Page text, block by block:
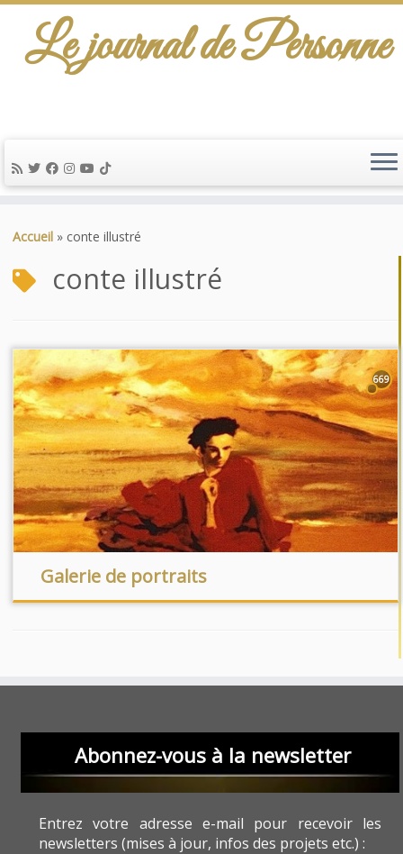
au
Le journal de Personne
Accueil » conte illustré
conte illustré
669
Galerie de portraits
Abonnez-vous à la newsletter
Entrez votre adresse e-mail pour recevoir les
newsletters (mises à jour, infos des projets etc.) :